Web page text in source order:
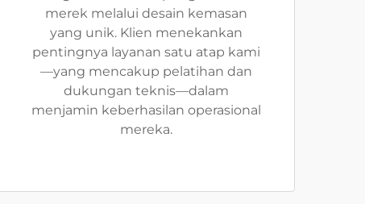
merek melalui desain kemasan
yang unik. Klien menekankan
pentingnya layanan satu atap kami
—yang mencakup pelatihan dan
dukungan teknis—dalam
menjamin keberhasilan operasional
mereka.